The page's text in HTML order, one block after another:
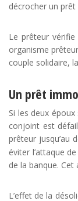
décrocher un
Le prêteur
organisme
couple solidaire,
Un prêt
Si les deux
conjoint est
prêteur jusqu’au
éviter l’attaque de
de la banque.
L’effet de la